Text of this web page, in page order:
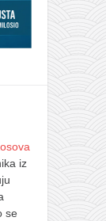
iz
se